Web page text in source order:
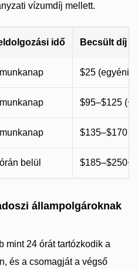
vízumdíj mellett.
idő Becsült díj
$25 (egyéni)
$95–$125
$135–$170
belül $185–$250+
állampolgároknak
mint 24 órát tartózkodik a
és a csomagját a végső